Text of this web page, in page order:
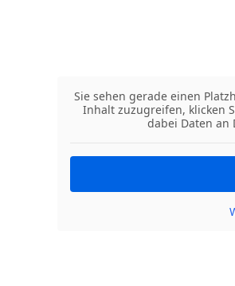
Sie sehen gerade einen
Inhalt zuzugreifen, klicken
dabei Daten